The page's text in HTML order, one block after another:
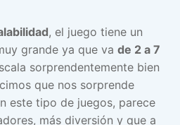
, el juego tiene un
grande ya que va de 2 a 7
sorprendentemente bien
que nos sorprende
este tipo de juegos, parece
más diversión y que a